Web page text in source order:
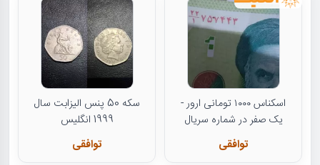
اسکناس ۱۰۰۰ تومانی ارور -
یک صفر در شماره سریال
توافقی
سکه 50 پنس الیزابت سال
1999 انگلیس
توافقی